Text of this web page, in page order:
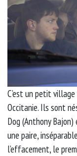
C’est un petit
Occitanie. Ils sont
Dog (Anthony
une paire,
l’effacement, le